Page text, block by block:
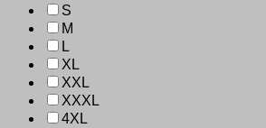
S
M
L
XL
XXL
XXXL
4XL